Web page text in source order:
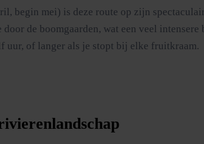
begin mei) is deze route op zijn
de boomgaarden, wat een veel
uur, of langer als je stopt bij elke fruitkraam.